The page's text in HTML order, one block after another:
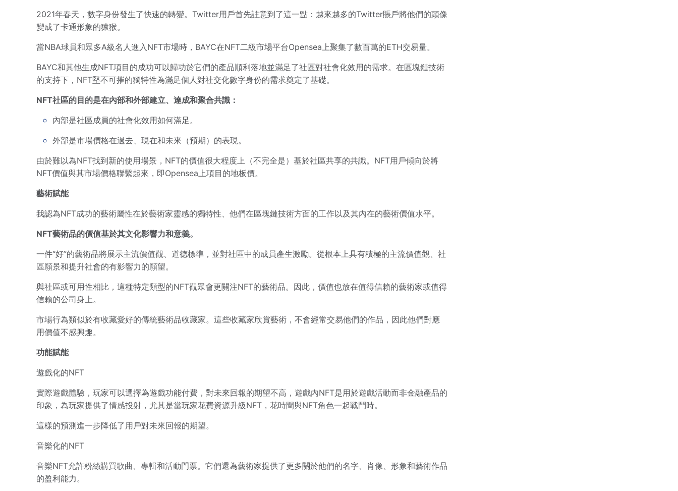
2021年春天，數字身份發生了快速的轉變。Twitter用戶首先註意到了這一點：越來越多的Twitter賬戶將他們的頭像
變成了卡通形象的猿猴。
當NBA球員和眾多A級名人進入NFT市場時，BAYC在NFT二級市場平台Opensea上聚集了數百萬的ETH交易量。
BAYC和其他生成NFT項目的成功可以歸功於它們的產品順利落地並滿足了社區對社會化效用的需求。在區塊鏈技術
的支持下，NFT堅不可摧的獨特性為滿足個人對社交化數字身份的需求奠定了基礎。
NFT社區的目的是在內部和外部建立、達成和聚合共識：
內部是社區成員的社會化效用如何滿足。
外部是市場價格在過去、現在和未來（預期）的表現。
由於難以為NFT找到新的使用場景，NFT的價值很大程度上（不完全是）基於社區共享的共識。NFT用戶傾向於將
NFT價值與其市場價格聯繫起來，即Opensea上項目的地板價。
藝術賦能
我認為NFT成功的藝術屬性在於藝術家靈感的獨特性、他們在區塊鏈技術方面的工作以及其內在的藝術價值水平。
NFT藝術品的價值基於其文化影響力和意義。
一件“好”的藝術品將展示主流價值觀、道德標準，並對社區中的成員產生激勵。從根本上具有積極的主流價值觀、社
區願景和提升社會的有影響力的願望。
與社區或可用性相比，這種特定類型的NFT觀眾會更關注NFT的藝術品。因此，價值也放在值得信賴的藝術家或值得
信賴的公司身上。
市場行為類似於有收藏愛好的傳統藝術品收藏家。這些收藏家欣賞藝術，不會經常交易他們的作品，因此他們對應
用價值不感興趣。
功能賦能
遊戲化的NFT
實際遊戲體驗，玩家可以選擇為遊戲功能付費，對未來回報的期望不高，遊戲內NFT是用於遊戲活動而非金融產品的
印象，為玩家提供了情感投射，尤其是當玩家花費資源升級NFT，花時間與NFT角色一起戰鬥時。
這樣的預測進一步降低了用戶對未來回報的期望。
音樂化的NFT
音樂NFT允許粉絲購買歌曲、專輯和活動門票。它們還為藝術家提供了更多關於他們的名字、肖像、形象和藝術作品
的盈利能力。